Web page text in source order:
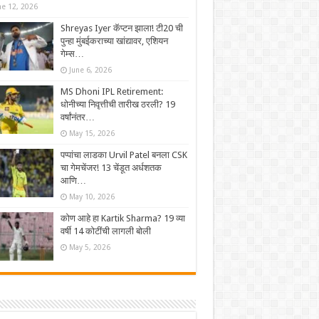
12, 2026
Shreyas Iyer कॅप्टन झाला! टी20 ची
पुन्हा मुंबईकराच्या खांद्यावर, एशियन
गेम्स…
June 6, 2026
MS Dhoni IPL Retirement:
धोनीच्या निवृत्तीची तारीख ठरली? 19
वर्षांनंतर…
May 15, 2026
पप्पांचा लाडका Urvil Patel बनला CSK
चा गेमचेंजर! 13 चेंडूत अर्धशतक
आणि…
May 10, 2026
कोण आहे हा Kartik Sharma? 19 व्या
वर्षी 14 कोटींची लागली बोली
May 5, 2026